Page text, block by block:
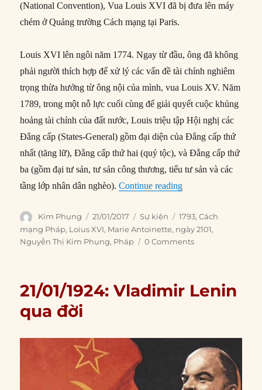
(National Convention), Vua Louis XVI đã bị đưa lên máy
chém ở Quảng trường Cách mạng tại Paris.
Louis XVI lên ngôi năm 1774. Ngay từ đầu, ông đã không
phải người thích hợp để xử lý các vấn đề tài chính nghiêm
trọng thừa hưởng từ ông nội của mình, vua Louis XV. Năm
1789, trong một nỗ lực cuối cùng để giải quyết cuộc khủng
hoảng tài chính của đất nước, Louis triệu tập Hội nghị các
Đẳng cấp (States-General) gồm đại diện của Đẳng cấp thứ
nhất (tăng lữ), Đẳng cấp thứ hai (quý tộc), và Đẳng cấp thứ
ba (gồm đại tư sản, tư sản công thương, tiểu tư sản và các
tầng lớp nhân dân nghèo).Continue reading“21/01/1793: Vua
Author
Kim Phụng
Posted
on
21/01/2017 Categories
Sự kiện Tags
1793,Cách
mạng Pháp, Loius XVI, Marie Antoinette, ngày 2101,
Nguyễn Thị Kim Phụng, Pháp 0 Comments
21/01/1924: Vladimir Lenin
qua đời